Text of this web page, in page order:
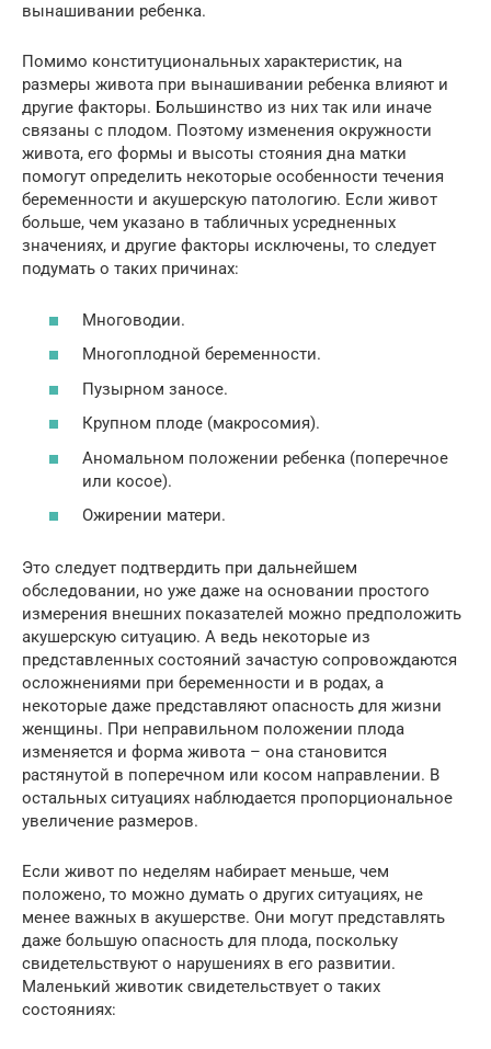
вынашивании ребенка.
Помимо конституциональных характеристик, на
размеры живота при вынашивании ребенка влияют и
другие факторы. Большинство из них так или иначе
связаны с плодом. Поэтому изменения окружности
живота, его формы и высоты стояния дна матки
помогут определить некоторые особенности течения
беременности и акушерскую патологию. Если живот
больше, чем указано в табличных усредненных
значениях, и другие факторы исключены, то следует
подумать о таких причинах:
Многоводии.
Многоплодной беременности.
Пузырном заносе.
Крупном плоде (макросомия).
Аномальном положении ребенка (поперечное
или косое).
Ожирении матери.
Это следует подтвердить при дальнейшем
обследовании, но уже даже на основании простого
измерения внешних показателей можно предположить
акушерскую ситуацию. А ведь некоторые из
представленных состояний зачастую сопровождаются
осложнениями при беременности и в родах, а
некоторые даже представляют опасность для жизни
женщины. При неправильном положении плода
изменяется и форма живота – она становится
растянутой в поперечном или косом направлении. В
остальных ситуациях наблюдается пропорциональное
увеличение размеров.
Если живот по неделям набирает меньше, чем
положено, то можно думать о других ситуациях, не
менее важных в акушерстве. Они могут представлять
даже большую опасность для плода, поскольку
свидетельствуют о нарушениях в его развитии.
Маленький животик свидетельствует о таких
состояниях: